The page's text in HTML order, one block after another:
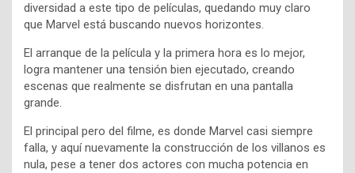
diversidad a este tipo de películas, quedando muy claro
que Marvel está buscando nuevos horizontes.
El arranque de la película y la primera hora es lo mejor,
logra mantener una tensión bien ejecutado, creando
escenas que realmente se disfrutan en una pantalla
grande.
El principal pero del filme, es donde Marvel casi siempre
falla, y aquí nuevamente la construcción de los villanos es
nula, pese a tener dos actores con mucha potencia en